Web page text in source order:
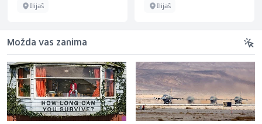
Ilijaš Ilijaš
Možda vas zanima